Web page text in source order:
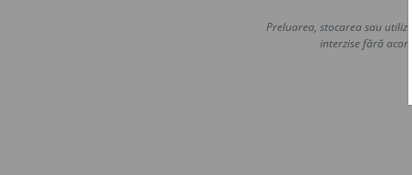
Preluarea, stocarea sau
interzise fără